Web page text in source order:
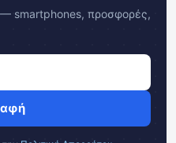
smartphones, προσφορές,